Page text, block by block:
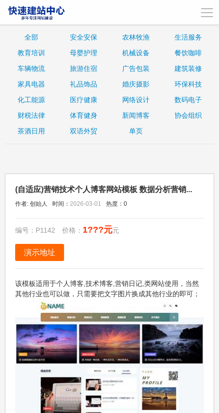
全部 安全安保 农林牧渔
生活服务
教育培训
母婴护理 机械设备
餐饮咖啡
车辆物流
旅游住宿 广告包装
建筑装修
家具电器
礼品饰品 婚庆摄影
环保科技
化工能源
医疗健康 网络设计
数码电子
财税法律
体育健身 新闻博客
协会组织
茶酒日用
双语外贸 单页
(自适应)营销技术个人博客网站模板 数据分析营销...
作者: 创始人 时间： 2026-03-01 热度： 0
编号：P1142 价格： 1???元元
演示地址
该模板适用于个人博客,技术博客,营销日记,类网站使用，当然
其他行业也可以做，只需要把文字图片换成其他行业的即可；